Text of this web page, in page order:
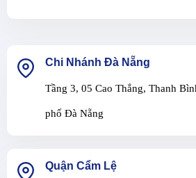
Chi Nhánh Đà Nẵng
Tầng 3, 05 Cao Thắng, Thanh
phố Đà Nẵng
Quận Cẩm Lệ